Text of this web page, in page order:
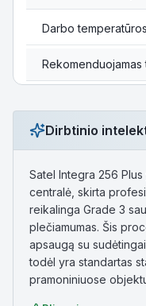
Darbo
Dirbtinio
Satel Integra 256
centralė, skirta
reikalinga Grade 3
plečiamumas. Šis
apsaugą su
todėl yra standartas
pramoniniuose